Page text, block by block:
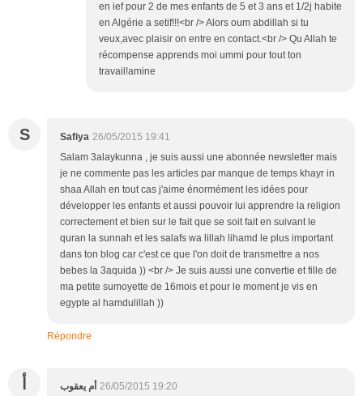
en ief pour 2 de mes enfants de 5 et 3 ans et 1/2j habite
en Algérie a setif!!!<br /> Alors oum abdillah si tu
veux,avec plaisir on entre en contact.<br /> Qu Allah te
récompense apprends moi ummi pour tout ton
travail!amine
S Safiya 26/05/2015 19:41
Salam 3alaykunna , je suis aussi une abonnée newsletter mais
je ne commente pas les articles par manque de temps khayr in
shaa Allah en tout cas j'aime énormément les idées pour
développer les enfants et aussi pouvoir lui apprendre la religion
correctement et bien sur le fait que se soit fait en suivant le
quran la sunnah et les salafs wa lillah lihamd le plus important
dans ton blog car c'est ce que l'on doit de transmettre a nos
bebes la 3aquida )) <br /> Je suis aussi une convertie et fille de
ma petite sumoyette de 16mois et pour le moment je vis en
egypte al hamdulillah ))
Répondre
أم يعقوب 26/05/2015 19:20